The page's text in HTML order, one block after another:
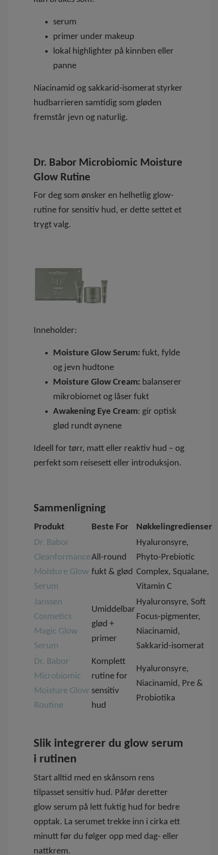
serum
primer under makeup
lokal highlighter på kinnben eller
panne
Niacinamid og sakkarid-isomerat styrker
hudbarrieren samtidig som gløden
fremstår jevn og naturlig.
Dr. Babor Microbiomic Moisture
Glow Rutine
For deg som ønsker en helhetlig glow-
rutine for sensitiv hud, er dette settet et
trygt valg.
Inneholder:
Moisture Glow Serum: fukt, fylde
og jevn hudtone
Moisture Glow Cream: balanserer
mikrobiomet og låser fukt
Awakening Eye Cream: gir optisk
glød rundt øynene
Ideell for tørr, matt eller reaktiv hud – og
perfekt som reisesett eller introduksjon.
Sammenligning
Produkt Beste For
Nøkkelingredienser
Dr. Babor
Cleanformance
Moisture Glow
Serum
All-round
fukt & glød
Hyaluronsyre,
Phyto-Prebiotic
Complex, Squalane,
Vitamin C
Janssen
Cosmetics
Magic Glow
Serum
Umiddelbar
glød +
primer
Hyaluronsyre, Soft
Focus-pigmenter,
Niacinamid,
Sakkarid-isomerat
Dr. Babor
Microbiomic
Moisture Glow
Routine
Komplett
rutine for
sensitiv
hud
Hyaluronsyre,
Niacinamid, Pre &
Probiotika
Slik integrerer du glow serum
i rutinen
Start alltid med en skånsom rens
tilpasset sensitiv hud. Påfør deretter
glow serum på lett fuktig hud for bedre
opptak. La serumet trekke inn i cirka ett
minutt før du følger opp med dag- eller
nattkrem.